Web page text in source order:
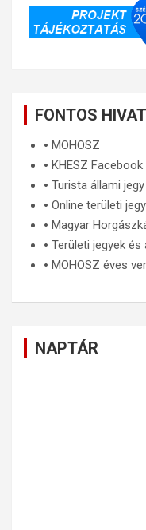
FONTOS
🞄 MOHOSZ
🞄 KHESZ Facebook
🞄 Turista állami
🞄 Online területi
🞄 Magyar
🞄 Területi jegyek és
🞄 MOHOSZ éves
NAPTÁR